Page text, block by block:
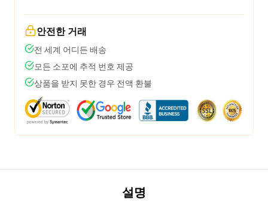
안전한 거래
전 세계 어디든 배송
모든 소포에 추적 번호 제공
상품을 받지 못한 경우 전액 환불
설명